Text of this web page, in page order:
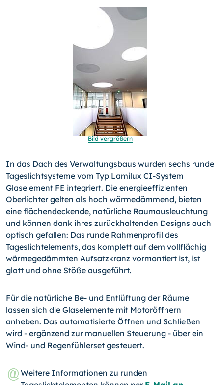
Bild vergrößern
In das Dach des Verwaltungsbaus wurden sechs runde
Tages­lichtsysteme vom Typ Lamilux CI-System
Glaselement FE inte­griert. Die energieeffizienten
Oberlichter gelten als hoch wär­medämmend, bieten
eine flächendeckende, natürliche Raum­ausleuchtung
und können dank ihres zurückhaltenden Designs auch
optisch gefallen: Das runde Rahmenprofil des
Tageslicht­elements, das komplett auf dem vollflächig
wärmegedämmten Aufsatzkranz vormontiert ist, ist
glatt und ohne Stöße ausge­führt.
Für die natürliche Be- und Entlüftung der Räume
lassen sich die Glaselemente mit Motoröffnern
anheben. Das automatisier­te Öffnen und Schließen
wird - ergänzend zur manuellen Steu­erung - über ein
Wind- und Regenfühlerset gesteuert.
Weitere Informationen zu runden